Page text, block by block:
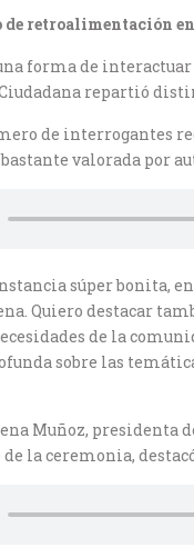
de retroalimentación
forma de
repartió
de interrogantes
valorada por
súper bonita,
Quiero destacar
de la
sobre las
Muñoz, presidenta
la ceremonia,